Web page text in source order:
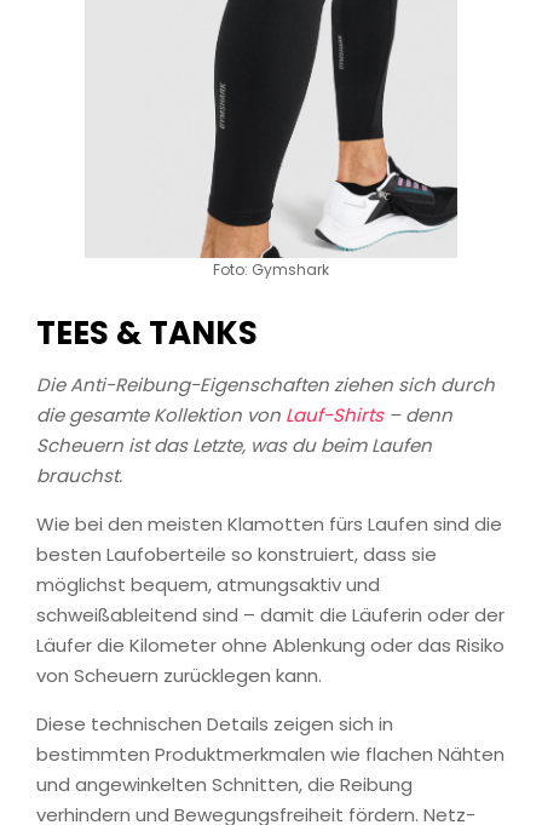
Foto: Gymshark
TEES & TANKS
Die Anti-Reibung-Eigenschaften ziehen sich durch
die gesamte Kollektion von Lauf-Shirts – denn
Scheuern ist das Letzte, was du beim Laufen
brauchst.
Wie bei den meisten Klamotten fürs Laufen sind die
besten Laufoberteile so konstruiert, dass sie
möglichst bequem, atmungsaktiv und
schweißableitend sind – damit die Läuferin oder der
Läufer die Kilometer ohne Ablenkung oder das Risiko
von Scheuern zurücklegen kann.
Diese technischen Details zeigen sich in
bestimmten Produktmerkmalen wie flachen Nähten
und angewinkelten Schnitten, die Reibung
verhindern und Bewegungsfreiheit fördern. Netz-